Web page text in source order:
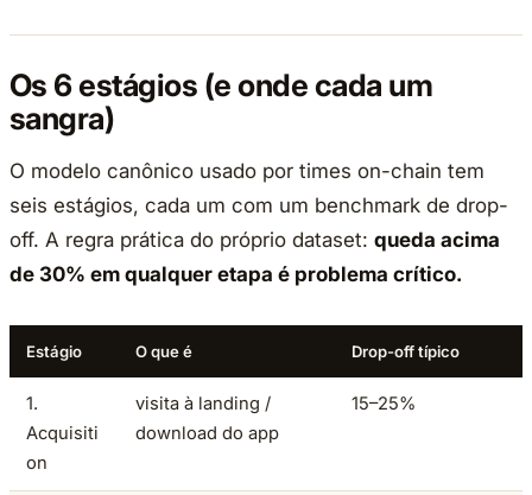
Os 6 estágios (e onde cada um
sangra)
O modelo canônico usado por times on-chain tem
seis estágios, cada um com um benchmark de drop-
off. A regra prática do próprio dataset: queda acima
de 30% em qualquer etapa é problema crítico.
Estágio O que é Drop-off típico
1.
Acquisiti
on
visita à landing /
download do app
15–25%